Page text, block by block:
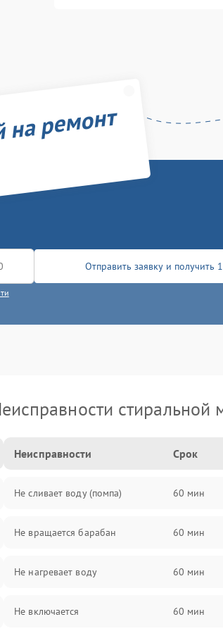
ремонт
Отправить заявку и получить
Неисправности Срок
Не сливает воду (помпа) 60 мин
Не вращается барабан 60 мин
Не нагревает воду 60 мин
Не включается 60 мин